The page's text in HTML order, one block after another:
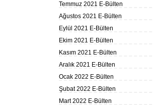
Temmuz 2021 E-Bülten
Ağustos 2021 E-Bülten
Eylül 2021 E-Bülten
Ekim 2021 E-Bülten
Kasım 2021 E-Bülten
Aralık 2021 E-Bülten
Ocak 2022 E-Bülten
Şubat 2022 E-Bülten
Mart 2022 E-Bülten